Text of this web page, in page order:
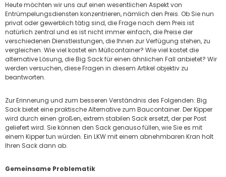
Heute möchten wir uns auf einen wesentlichen Aspekt von
Entrümpelungsdiensten konzentrieren, nämlich den Preis. Ob Sie nun
privat oder gewerblich tätig sind, die Frage nach dem Preis ist
natürlich zentral und es ist nicht immer einfach, die Preise der
verschiedenen Dienstleistungen, die Ihnen zur Verfügung stehen, zu
vergleichen. Wie viel kostet ein Müllcontainer? Wie viel kostet die
alternative Lösung, die Big Sack für einen ähnlichen Fall anbietet? Wir
werden versuchen, diese Fragen in diesem Artikel objektiv zu
beantworten.
Zur Erinnerung und zum besseren Verständnis des Folgenden: Big
Sack bietet eine praktische Alternative zum Baucontainer. Der Kipper
wird durch einen großen, extrem stabilen Sack ersetzt, der per Post
geliefert wird. Sie können den Sack genauso füllen, wie Sie es mit
einem Kipper tun würden. Ein LKW mit einem abnehmbaren Kran holt
Ihren Sack dann ab.
Gemeinsame Problematik